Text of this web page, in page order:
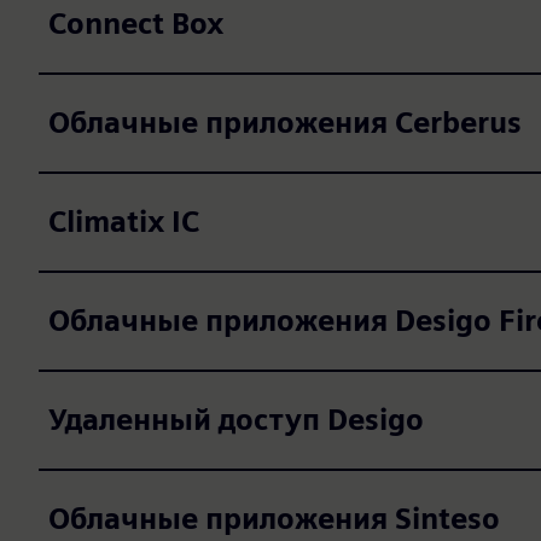
Connect Box
Облачные приложения Cerberus
Climatix IC
Облачные приложения Desigo
Удаленный доступ Desigo
Облачные приложения Sinteso